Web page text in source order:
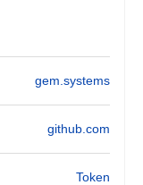
gem.systems
github.com
Token